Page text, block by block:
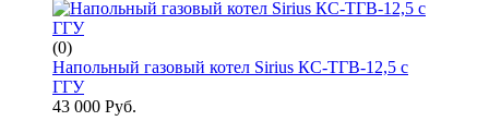
(0)
Напольный газовый котел Sirius КС-ТГВ-12,5 с
ГГУ
43 000 Руб.